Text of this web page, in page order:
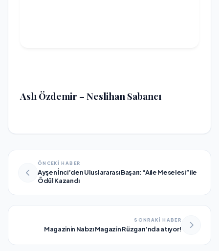
Aslı Özdemir –Neslihan Sabancı
ÖNCEKİ HABER
Ayşen İnci’den Uluslararası Başarı: “Aile Meselesi” ile
Ödül Kazandı
SONRAKİ HABER
Magazinin Nabzı Magazin Rüzgarı’nda atıyor!